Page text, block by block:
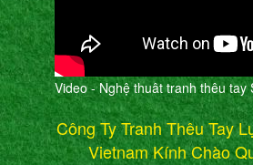
Video - Nghệ thuât tranh thêu tay
Công Ty Tranh Thêu Tay
Vietnam Kính Chào